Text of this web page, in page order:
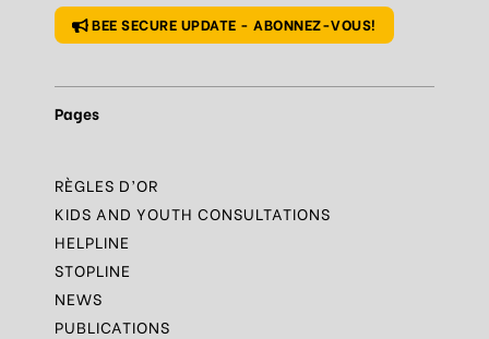
BEE SECURE UPDATE - ABONNEZ-VOUS!
Pages
RÈGLES D’OR
KIDS AND YOUTH CONSULTATIONS
HELPLINE
STOPLINE
NEWS
PUBLICATIONS